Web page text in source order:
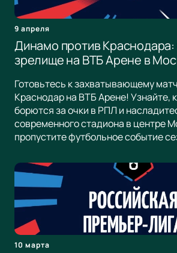
9 апреля
Динамо против
зрелище на ВТБ Арене в
Готовьтесь к захватывающему
Краснодар на ВТБ Арене! Узнайте,
борются за очки в РПЛ и
современного стадиона в центре
пропустите футбольное событие
10 марта